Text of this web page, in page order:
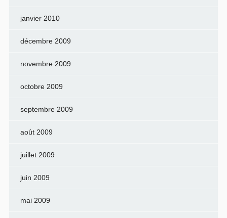
janvier 2010
décembre 2009
novembre 2009
octobre 2009
septembre 2009
août 2009
juillet 2009
juin 2009
mai 2009